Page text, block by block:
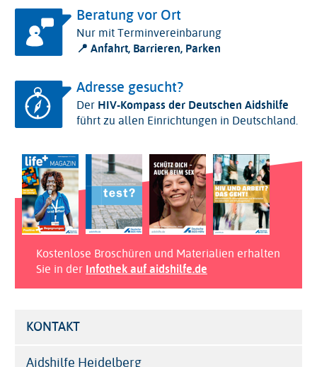
Beratung vor Ort
Nur mit Terminvereinbarung
📍 Anfahrt, Barrieren, Parken
Adresse gesucht?
Der HIV-Kompass der Deutschen Aidshilfe
führt zu allen Einrichtungen in Deutschland.
Kostenlose Broschüren und Materialien erhalten
Sie in der Infothek auf aidshilfe.de
KONTAKT
Aidshilfe Heidelberg